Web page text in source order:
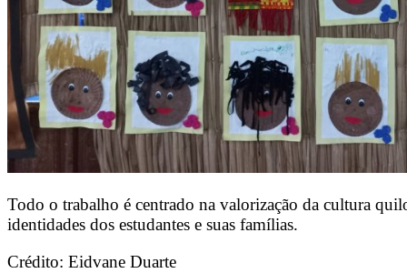
Todo o trabalho é centrado na valorização da cultura
identidades dos estudantes e suas famílias.
Crédito: Eidvane Duarte